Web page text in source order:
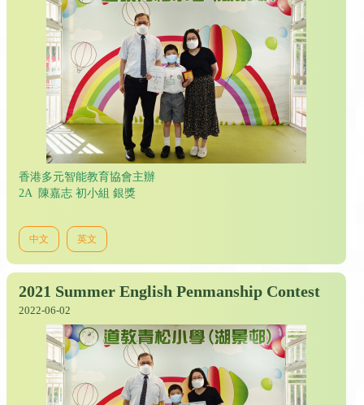
香港多元智能教育協會主辦
2A 陳嘉志 初小組 銀獎
中文 英文
2021 Summer English Penmanship Contest
2022-06-02